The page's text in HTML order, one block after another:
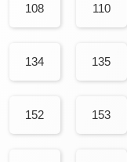
108 110
134 135
152 153